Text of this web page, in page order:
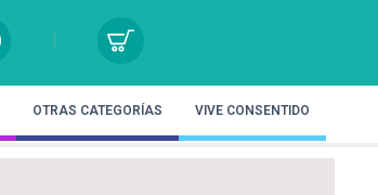
OTRAS CATEGORÍAS VIVE CONSENTIDO